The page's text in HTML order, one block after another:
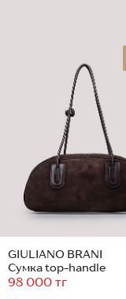
GIULIANO BRANI
Сумка top-handle
98 000 тг